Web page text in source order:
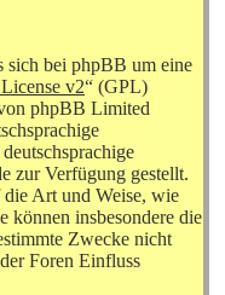
sich bei phpBB um eine
v2“ (GPL)
phpBB Limited
zur Verfügung gestellt.
Art und Weise, wie
können insbesondere die
Zwecke nicht
Foren Einfluss